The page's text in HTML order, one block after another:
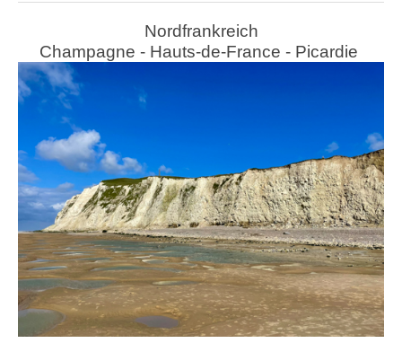
Nordfrankreich
Champagne - Hauts-de-France - Picardie